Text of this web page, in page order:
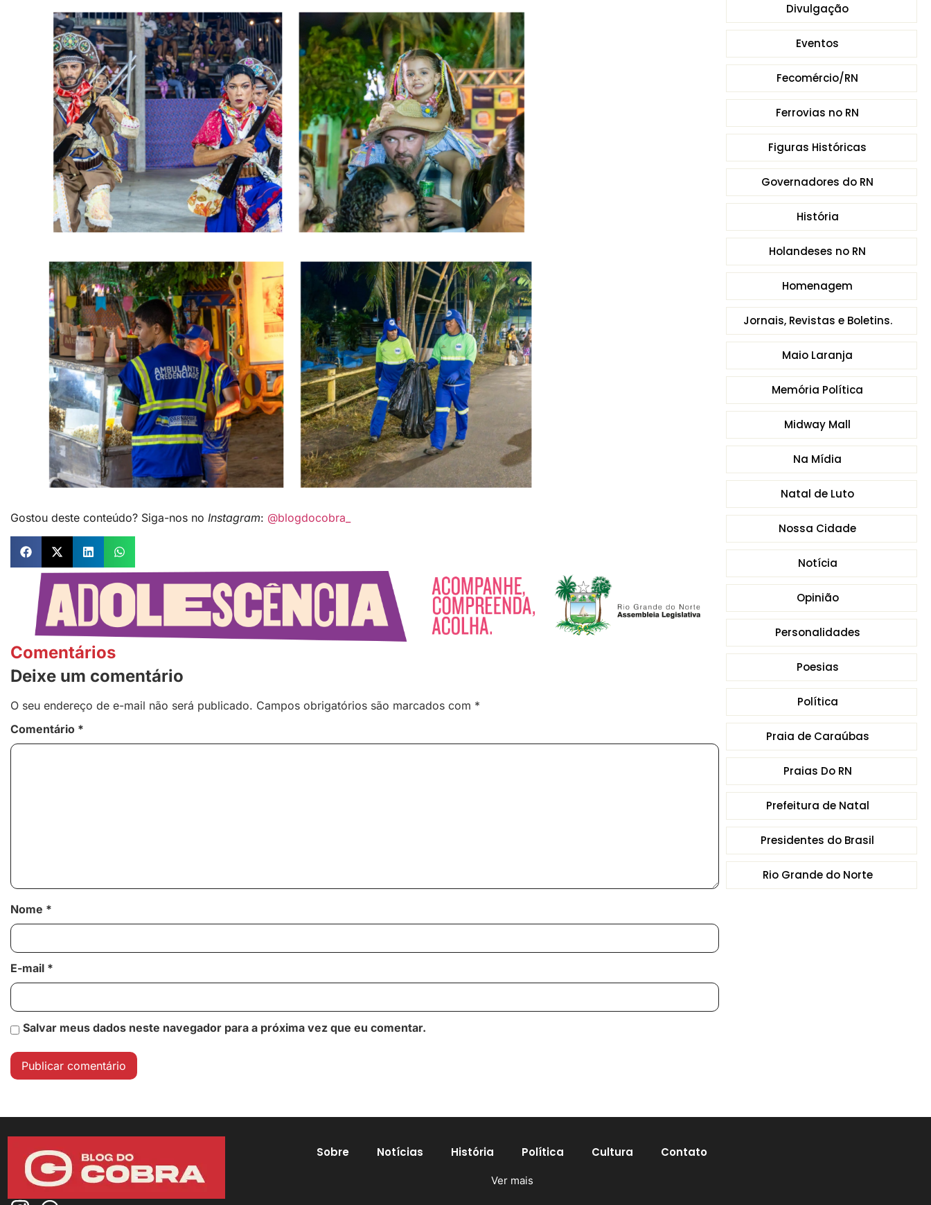
Divulgação
Eventos
Fecomércio/RN
Ferrovias no RN
Figuras Históricas
Governadores do RN
História
Holandeses no RN
Homenagem
Jornais, Revistas e Boletins.
Maio Laranja
Memória Política
Midway Mall
Na Mídia
Natal de Luto
Nossa Cidade
Notícia
Opinião
Personalidades
Poesias
Política
Praia de Caraúbas
Praias Do RN
Prefeitura de Natal
Presidentes do Brasil
Rio Grande do Norte
Gostou deste conteúdo? Siga-nos no Instagram: @blogdocobra_
Comentários
Deixe um comentário
O seu endereço de e-mail não será publicado. Campos obrigatórios são marcados com *
Comentário *
Nome *
E-mail *
Salvar meus dados neste navegador para a próxima vez que eu comentar.
Sobre Notícias História Política Cultura Contato
Ver mais